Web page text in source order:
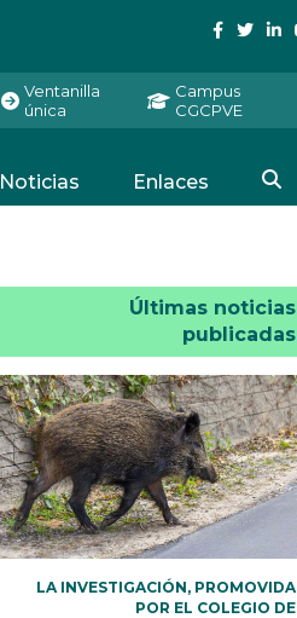
Ventanilla
única
Campus
CGCPVE
Noticias Enlaces
Últimas noticias
publicadas
LA INVESTIGACIÓN, PROMOVIDA
POR EL COLEGIO DE